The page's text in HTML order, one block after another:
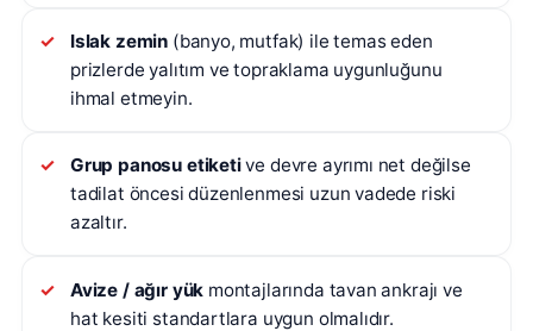
Islak zemin (banyo, mutfak) ile temas eden
prizlerde yalıtım ve topraklama uygunluğunu
ihmal etmeyin.
Grup panosu etiketive devre ayrımı net değilse
tadilat öncesi düzenlenmesi uzun vadede riski
azaltır.
Avize / ağır yük montajlarında tavan ankrajı ve
hat kesiti standartlara uygun olmalıdır.